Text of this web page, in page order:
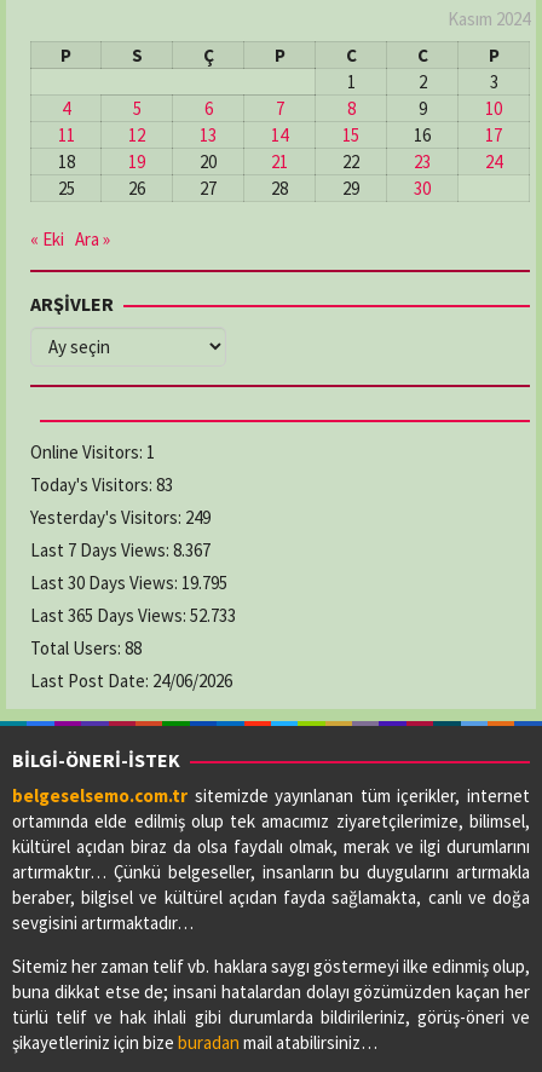
Kasım 2024
P
S Ç P C C
P
1
2
3
4
5 6 7 8 9
10
11
12 13 14 15 16
17
18
19 20 21 22 23
24
25
26 27 28 29 30
« Eki Ara »
ARŞİVLER
ARŞİVLER
Online Visitors: 1
Today's Visitors: 83
Yesterday's Visitors: 249
Last 7 Days Views: 8.367
Last 30 Days Views: 19.795
Last 365 Days Views: 52.733
Total Users: 88
Last Post Date: 24/06/2026
BİLGİ-ÖNERİ-İSTEK
belgeselsemo.com.tr sitemizde yayınlanan tüm içerikler, internet
ortamında elde edilmiş olup tek amacımız ziyaretçilerimize, bilimsel,
kültürel açıdan biraz da olsa faydalı olmak, merak ve ilgi durumlarını
artırmaktır… Çünkü belgeseller, insanların bu duygularını artırmakla
beraber, bilgisel ve kültürel açıdan fayda sağlamakta, canlı ve doğa
sevgisini artırmaktadır…
Sitemiz her zaman telif vb. haklara saygı göstermeyi ilke edinmiş olup,
buna dikkat etse de; insani hatalardan dolayı gözümüzden kaçan her
türlü telif ve hak ihlali gibi durumlarda bildirileriniz, görüş-öneri ve
şikayetleriniz için bize buradan mail atabilirsiniz…